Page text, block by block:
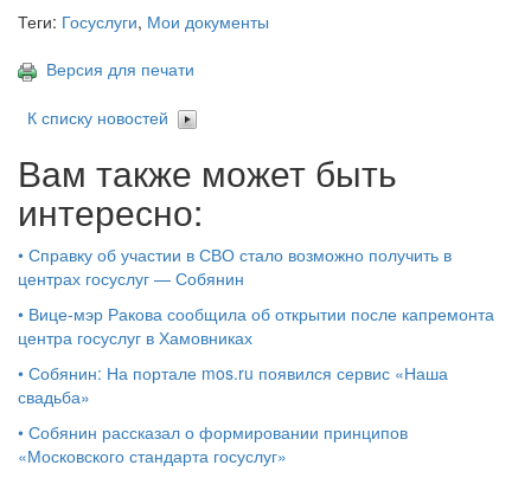
Теги: Госуслуги, Мои документы
Версия для печати
К списку новостей
Вам также может быть
интересно:
• Справку об участии в СВО стало возможно получить в
центрах госуслуг — Собянин
• Вице-мэр Ракова сообщила об открытии после капремонта
центра госуслуг в Хамовниках
• Собянин: На портале mos.ru появился сервис «Наша
свадьба»
• Собянин рассказал о формировании принципов
«Московского стандарта госуслуг»